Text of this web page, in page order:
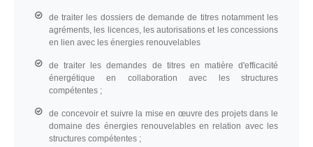
de traiter les dossiers de demande de titres notamment les
agréments, les licences, les autorisations et les concessions
en lien avec les énergies renouvelables
de traiter les demandes de titres en matière d'efficacité
énergétique en collaboration avec les structures
compétentes ;
de concevoir et suivre la mise en œuvre des projets dans le
domaine des énergies renouvelables en relation avec les
structures compétentes ;